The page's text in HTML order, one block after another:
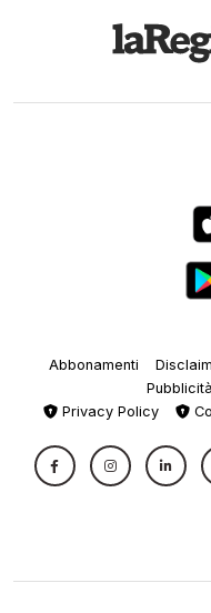
Abbonamenti
Pubblicità
Privacy Policy